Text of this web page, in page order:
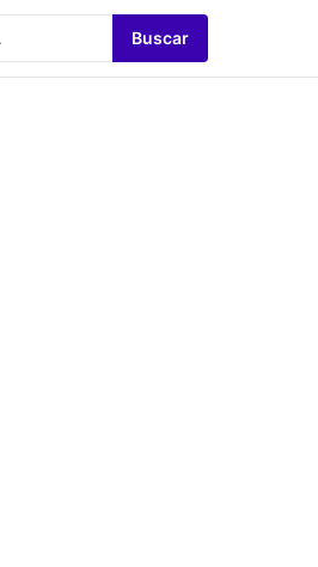
Buscar